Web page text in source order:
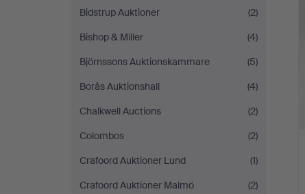
Bidstrup Auktioner
(2)
Bishop & Miller
(4)
Björnssons Auktionskammare
(5)
Borås Auktionshall
(4)
Chalkwell Auctions
(2)
Colombos
(2)
Crafoord Auktioner Lund
(1)
Crafoord Auktioner Malmö
(2)